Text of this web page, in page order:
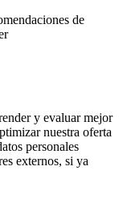
de
y evaluar mejor
nuestra oferta
personales
externos, si ya